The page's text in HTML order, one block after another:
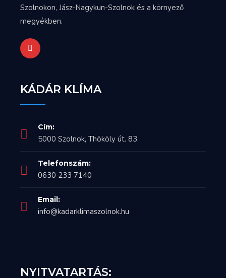
Szolnokon, Jász-Nagykun-Szolnok és a környező
megyékben.
KÁDÁR KLÍMA
Cím:
5000 Szolnok, Thököly út. 83.
Telefonszám:
0630 233 7140
Email:
info@kadarklimaszolnok.hu
NYITVATARTÁS: